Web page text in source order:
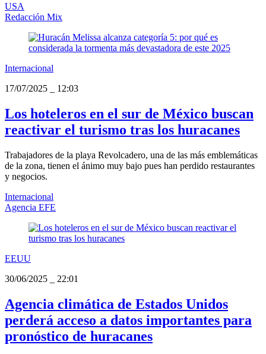
USA
Redacción Mix
Internacional
17/07/2025
12:03
Los hoteleros en el sur de México buscan
reactivar el turismo tras los huracanes
Trabajadores de la playa Revolcadero, una de las más emblemáticas
de la zona, tienen el ánimo muy bajo pues han perdido restaurantes
y negocios.
Internacional
Agencia EFE
EEUU
30/06/2025
22:01
Agencia climática de Estados Unidos
perderá acceso a datos importantes para
pronóstico de huracanes